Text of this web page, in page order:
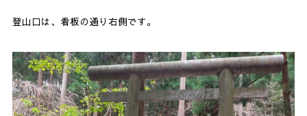
登山口は、看板の通り右側です。